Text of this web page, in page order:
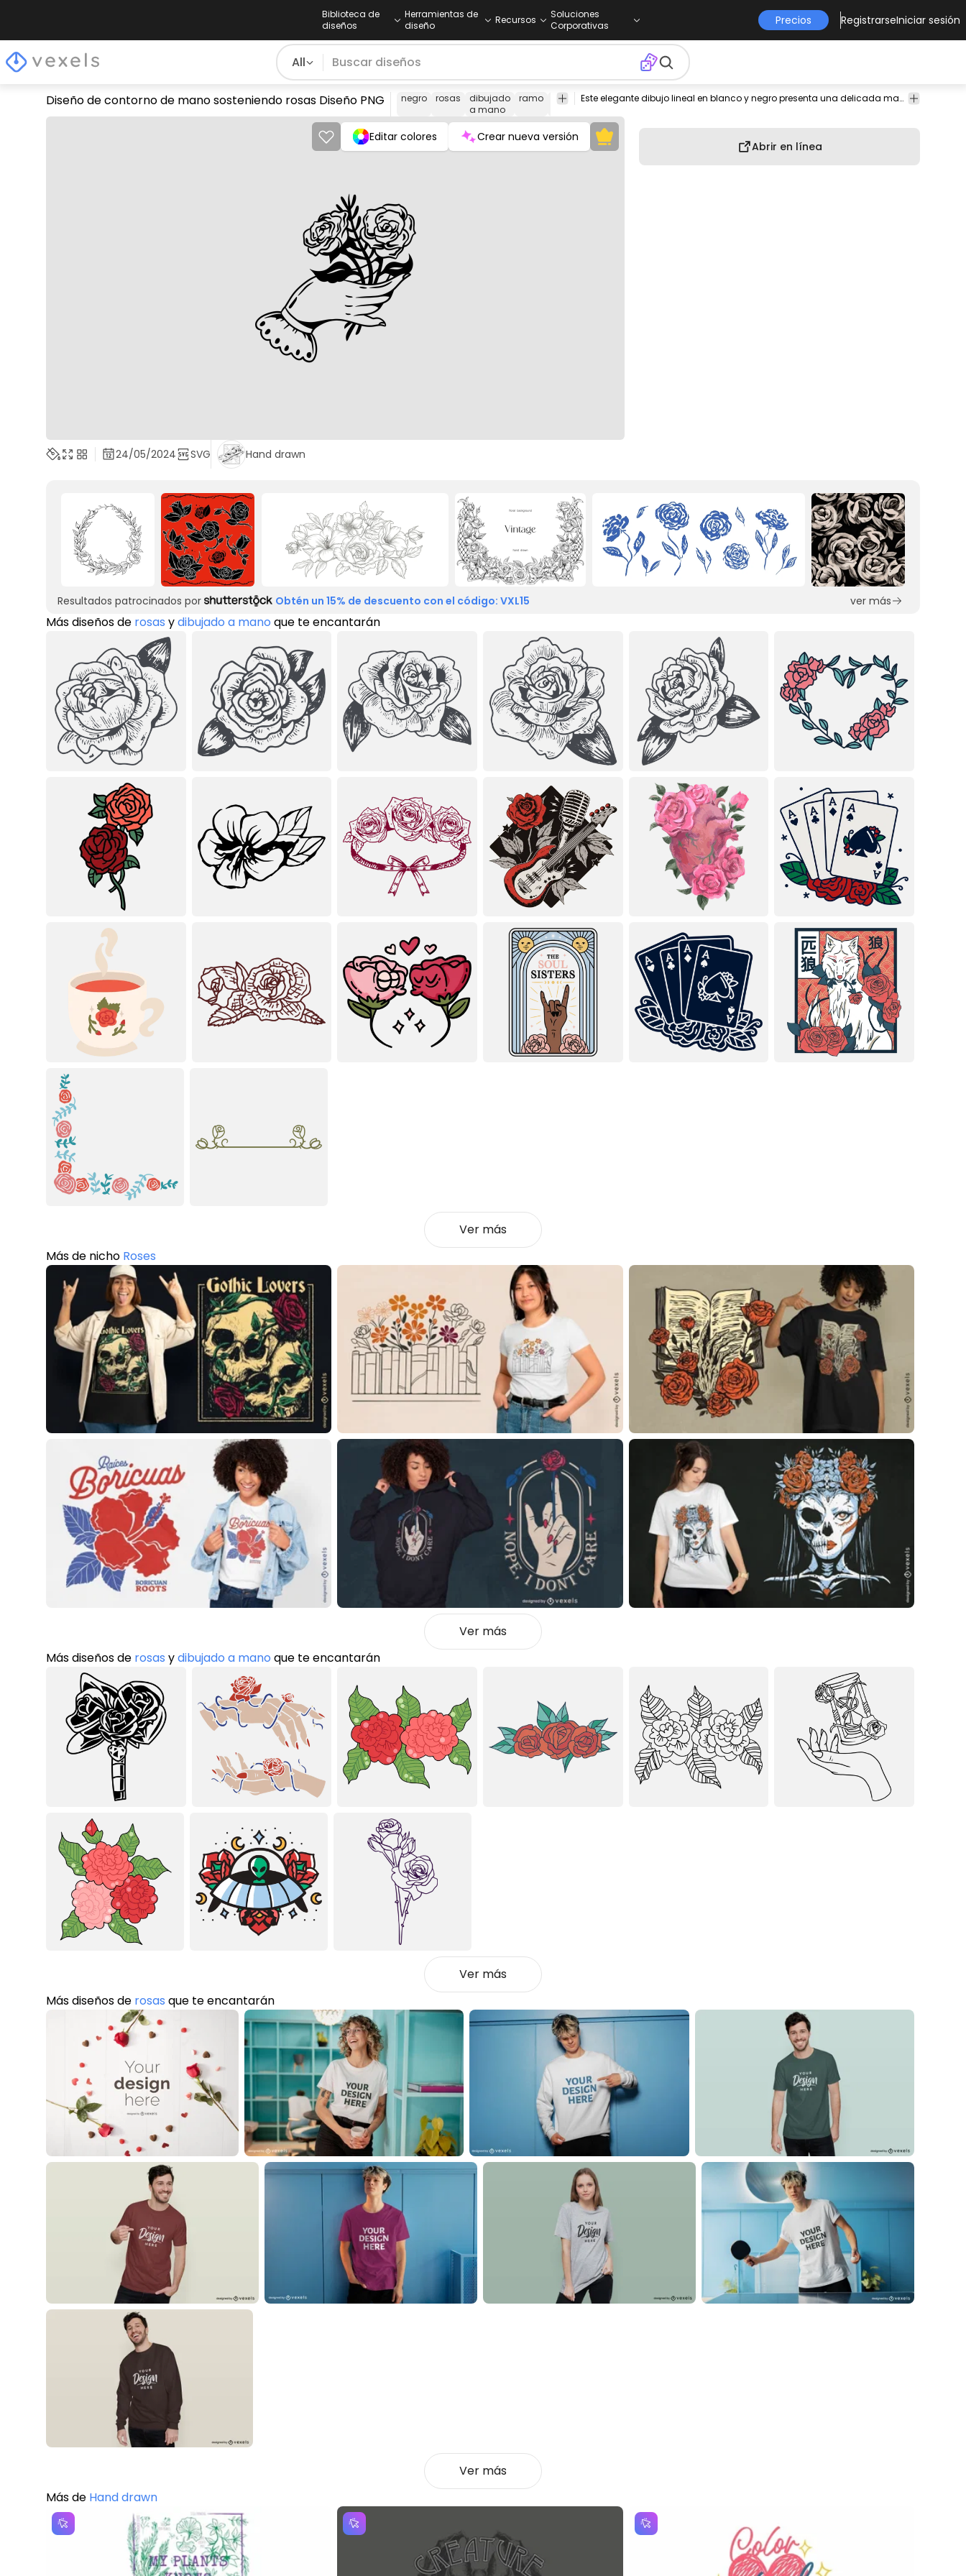
Biblioteca de
diseños
Herramientas de
diseño
Recursos
Soluciones
Corporativas
Precios RegistrarseIniciar sesión
All
Diseño de contorno de mano sosteniendo rosas Diseño PNG negro rosas
dibujado
a mano
ramo floral bajar rosa Este elegante dibujo lineal en blanco y negro presenta una delicada mano que sostiene un ramo de dos rosas en flor. Los intrincados detalles de las flores, junto con la suave manga con volantes de la mano, crean una estética romántica y vintage. La elegante postura de la mano agrega un toque de refinamiento y belleza atemporal al diseño.
Editar colores Crear nueva versión
Abrir en línea
24/05/2024 SVG Hand drawn
Resultados patrocinados por Obtén un 15% de descuento con el código: VXL15 ver más
Más diseños de rosas ydibujado a mano que te encantarán
Ver más
Más de nicho Roses
Ver más
Más diseños de rosas ydibujado a mano que te encantarán
Ver más
Más diseños de rosas que te encantarán
Ver más
Más de Hand drawn